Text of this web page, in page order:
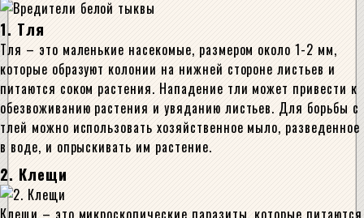
1. Тля
Тля – это маленькие насекомые, размером около 1-2 мм,
которые образуют колонии на нижней стороне листьев и
питаются соком растения. Нападение тли может привести к
обезвоживанию растения и увяданию листьев. Для борьбы с
тлей можно использовать хозяйственное мыло, разведенное
в воде, и опрыскивать им растение.
2. Клещи
Клещи – это микроскопические паразиты, которые питаются